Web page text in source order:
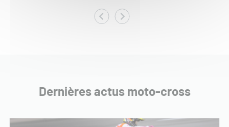
Dernières actus moto-cross